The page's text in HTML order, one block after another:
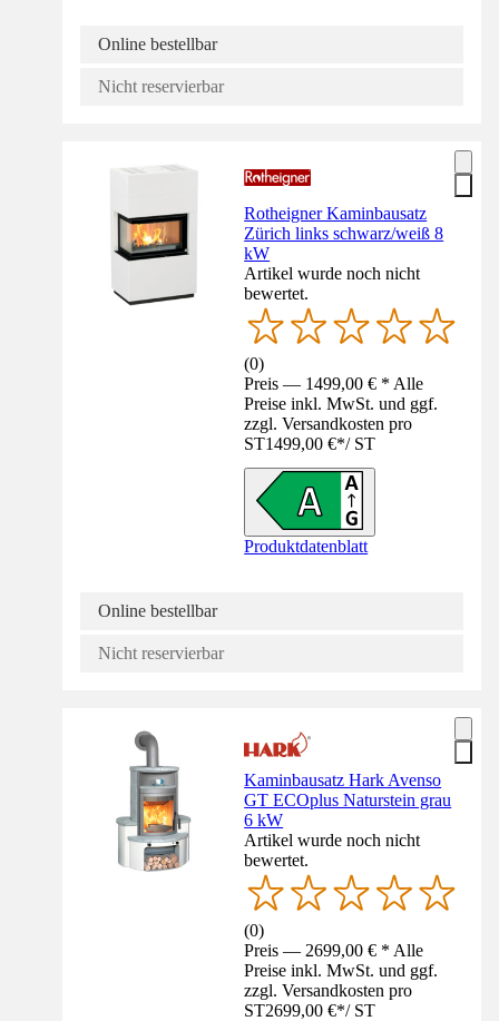
Online bestellbar
Nicht reservierbar
Rotheigner Kaminbausatz
Zürich links schwarz/weiß 8
kW
Artikel wurde noch nicht
bewertet.
(0)
Preis — 1499,00 € * Alle
Preise inkl. MwSt. und ggf.
zzgl. Versandkosten pro
ST1499,00 €*/ ST
Produktdatenblatt
Online bestellbar
Nicht reservierbar
Kaminbausatz Hark Avenso
GT ECOplus Naturstein grau
6 kW
Artikel wurde noch nicht
bewertet.
(0)
Preis — 2699,00 € * Alle
Preise inkl. MwSt. und ggf.
zzgl. Versandkosten pro
ST2699,00 €*/ ST